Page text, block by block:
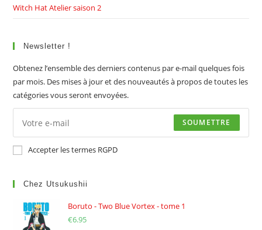
Witch Hat Atelier saison 2
Newsletter !
Obtenez l’ensemble des derniers contenus par e-mail quelques fois
par mois. Des mises à jour et des nouveautés à propos de toutes les
catégories vous seront envoyées.
SOUMETTRE
Accepter les termes RGPD
Chez Utsukushii
Boruto - Two Blue Vortex - tome 1
€6.95